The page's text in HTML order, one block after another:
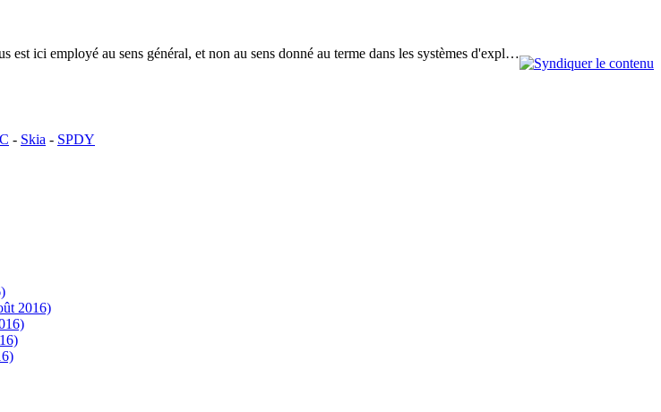
est ici employé au sens général, et non au sens donné au terme dans les systèmes d'expl…
- Skia - SPDY
2016)